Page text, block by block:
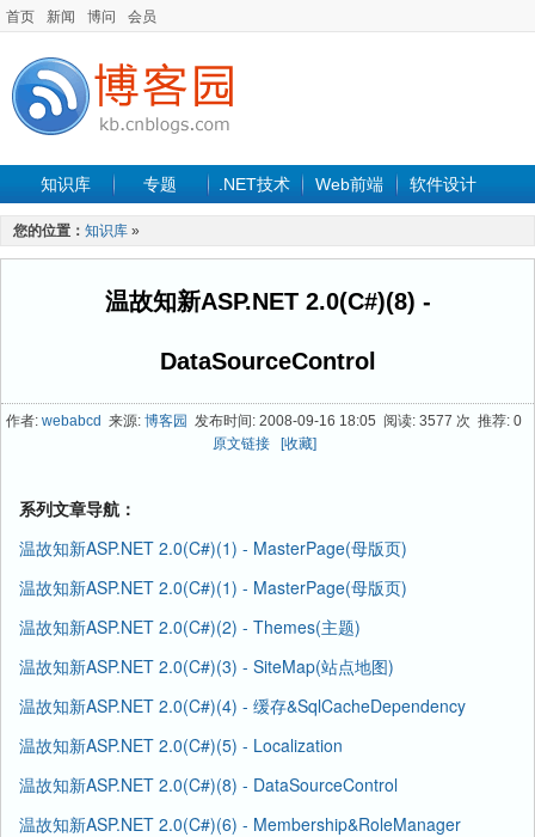
首页 新闻 博问 会员
知识库 专题 .NET技术 Web前端 软件设计
手机开发
最新文章
您的位置： 知识库 »
温故知新ASP.NET 2.0(C#)(8) -
DataSourceControl
作者: webabcd 来源: 博客园 发布时间: 2008-09-16 18:05 阅读: 3577 次 推荐: 0
原文链接
[收藏]
系列文章导航：
温故知新ASP.NET 2.0(C#)(1) - MasterPage(母版页)
温故知新ASP.NET 2.0(C#)(1) - MasterPage(母版页)
温故知新ASP.NET 2.0(C#)(2) - Themes(主题)
温故知新ASP.NET 2.0(C#)(3) - SiteMap(站点地图)
温故知新ASP.NET 2.0(C#)(4) - 缓存&SqlCacheDependency
温故知新ASP.NET 2.0(C#)(5) - Localization
温故知新ASP.NET 2.0(C#)(8) - DataSourceControl
温故知新ASP.NET 2.0(C#)(6) - Membership&RoleManager